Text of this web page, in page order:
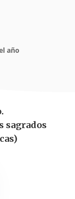
año
sagrados